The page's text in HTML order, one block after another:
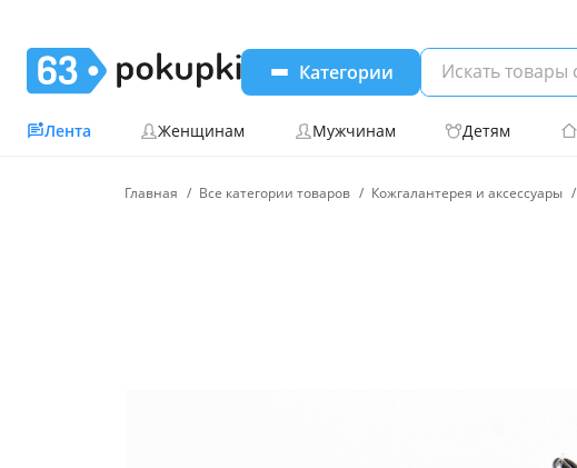
Категории
Лента Женщинам Мужчинам Детям
Главная Все категории товаров Кожгалантерея и аксессуары